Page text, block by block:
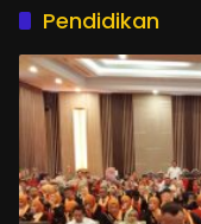
Pendidikan